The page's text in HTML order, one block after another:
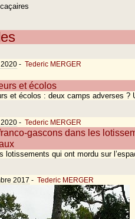
- Tederic MERGER
et écolos
et écolos : deux camps adverses ?
- Tederic MERGER
gascons dans les
lotissements qui ont mordu sur
2017 - Tederic MERGER